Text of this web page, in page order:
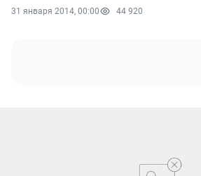
31 января 2014, 00:00 44 920